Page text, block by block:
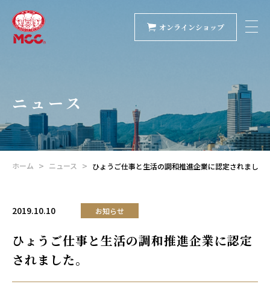
オンラインショップ
ニュース
ホーム ニュース ひょうご仕事と生活の調和推進企業に認定されました
2019.10.10 お知らせ
ひょうご仕事と生活の調和推進企業に認定
されました。